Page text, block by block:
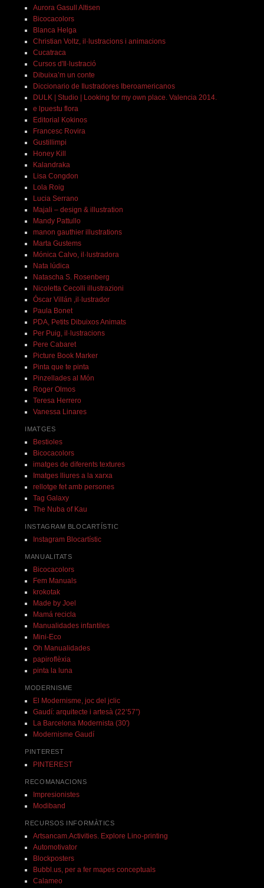
Aurora Gasull Altisen
Bicocacolors
Blanca Helga
Christian Voltz, il·lustracions i animacions
Cucatraca
Cursos d'Il·lustració
Dibuixa’m un conte
Diccionario de Ilustradores Iberoamericanos
DULK | Studio | Looking for my own place. Valencia 2014.
e lpuestu flora
Editorial Kokinos
Francesc Rovira
Gustillimpi
Honey Kill
Kalandraka
Lisa Congdon
Lola Roig
Lucia Serrano
Majali – design & illustration
Mandy Pattullo
manon gauthier illustrations
Marta Gustems
Mónica Calvo, il·lustradora
Nata lúdica
Natascha S. Rosenberg
Nicoletta Cecolli illustrazioni
Óscar Villán ,il·lustrador
Paula Bonet
PDA, Petits Dibuixos Animats
Per Puig, il·lustracions
Pere Cabaret
Picture Book Marker
Pinta que te pinta
Pinzellades al Món
Roger Olmos
Teresa Herrero
Vanessa Linares
IMATGES
Bestioles
Bicocacolors
imatges de diferents textures
Imatges lliures a la xarxa
rellotge fet amb persones
Tag Galaxy
The Nuba of Kau
INSTAGRAM BLOCARTÍSTIC
Instagram Blocartístic
MANUALITATS
Bicocacolors
Fem Manuals
krokotak
Made by Joel
Mamá recicla
Manualidades infantiles
Mini-Eco
Oh Manualidades
papiroflèxia
pinta la luna
MODERNISME
El Modernisme, joc del jclic
Gaudí: arquitecte i artesà (22’57”)
La Barcelona Modernista (30′)
Modernisme Gaudí
PINTEREST
PINTEREST
RECOMANACIONS
Impresionistes
Modiband
RECURSOS INFORMÀTICS
Artsancam.Activities. Explore Lino-printing
Automotivator
Blockposters
Bubbl.us, per a fer mapes conceptuals
Calameo